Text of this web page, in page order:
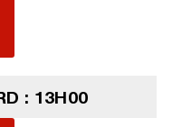
: 13H00